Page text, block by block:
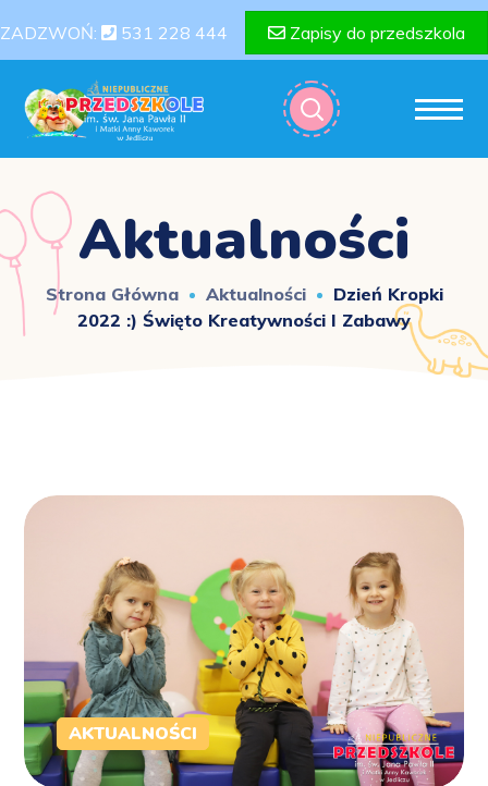
ZADZWOŃ: 531 228 444 Zapisy do przedszkola
Aktualności
Strona Główna Aktualności
Dzień Kropki
2022 :) Święto Kreatywności I Zabawy
AKTUALNOŚCI